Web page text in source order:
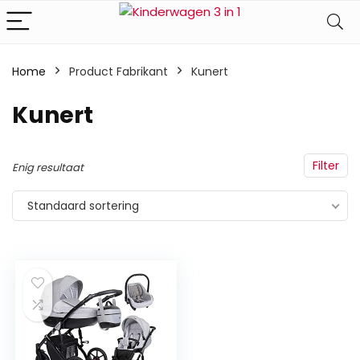
Home Product Fabrikant ‎Kunert
‎Kunert
Filter
Enig resultaat
Standaard sortering